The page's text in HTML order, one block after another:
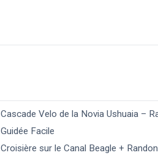
Cascade Velo de la Novia Ushuaia –
Guidée Facile
Croisière sur le Canal Beagle +